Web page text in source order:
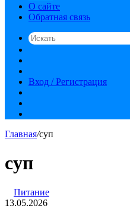
О сайте
Обратная связь
статья
Вход / Регистрация
Главная/суп
суп
Польза
первых
Питание
13.05.2026